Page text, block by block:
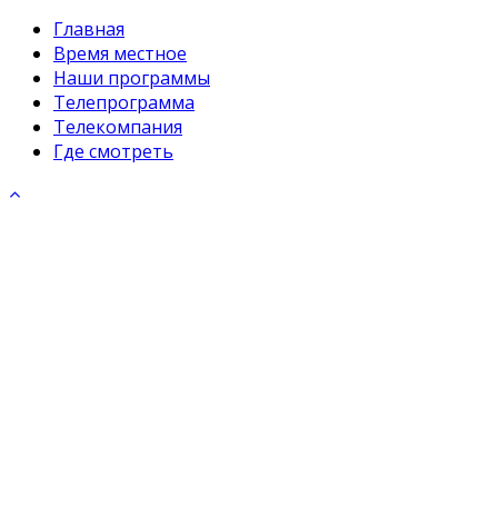
Главная
Время местное
Наши программы
Телепрограмма
Телекомпания
Где смотреть